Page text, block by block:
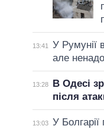
13:41
У Румунії
але
13:28
В Одесі
після
13:03 У